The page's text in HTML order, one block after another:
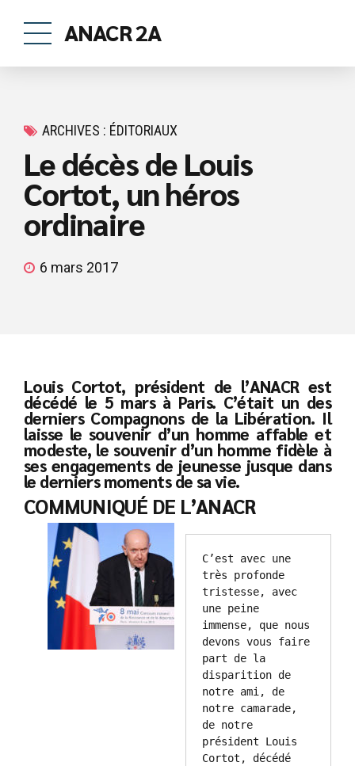
ANACR 2A
ARCHIVES : ÉDITORIAUX
Le décès de Louis
Cortot, un héros
ordinaire
6 mars 2017
Louis Cortot, président de l’ANACR est
décédé le 5 mars à Paris. C’était un des
derniers Compagnons de la Libération. Il
laisse le souvenir d’un homme affable et
modeste, le souvenir d’un homme fidèle à
ses engagements de jeunesse jusque dans
le derniers moments de sa vie.
COMMUNIQUÉ DE L’ANACR
C’est avec une
très profonde
tristesse, avec
une peine
immense, que nous
devons vous faire
part de la
disparition de
notre ami, de
notre camarade,
de notre
président Louis
Cortot, décédé